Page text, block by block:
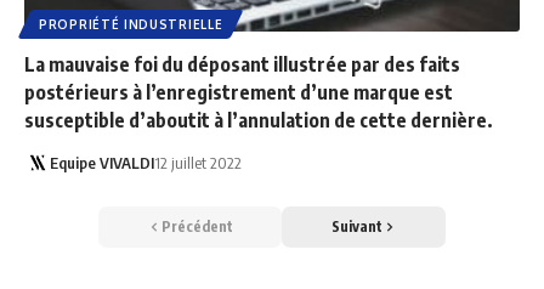
PROPRIÉTÉ INDUSTRIELLE
La mauvaise foi du déposant illustrée par des faits
postérieurs à l’enregistrement d’une marque est
susceptible d’aboutit à l’annulation de cette dernière.
Equipe VIVALDI12 juillet 2022
Précédent Suivant